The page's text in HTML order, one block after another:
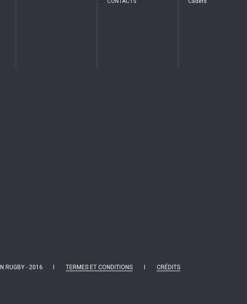
CONTACTS
Cadets
RUGBY - 2016 I TERMES ET CONDITIONS CRÉDITS